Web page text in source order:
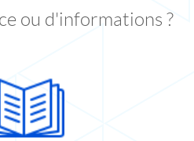
ou d'informations ?